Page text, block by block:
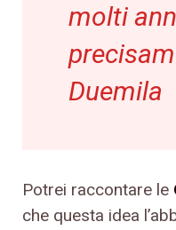
molti
Duemila
Potrei raccontare le
che questa idea